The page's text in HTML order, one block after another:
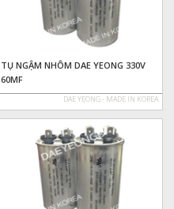
TỤ NGẬM NHÔM DAE YEONG 330V
60MF
DAE YEONG - MADE IN KOREA